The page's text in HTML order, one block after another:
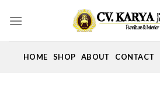
HOME SHOP ABOUT CONTACT